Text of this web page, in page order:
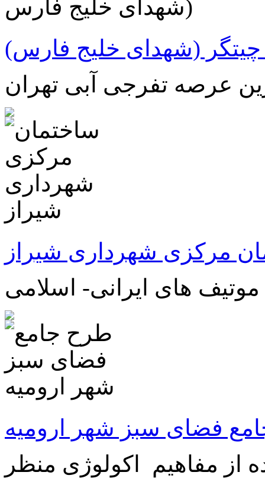
چیتگر (شهدای خلیج فارس
عرصه تفرجی آبی تهران
مرکزی شهرداری شیراز
های ایرانی- اسلامی
فضای سبز شهر ارومیه
از مفاهیم اکولوژی منظر